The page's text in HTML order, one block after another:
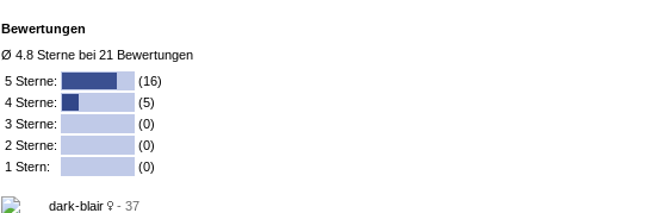
Bewertungen
Ø 4.8 Sterne bei 21 Bewertungen
5 Sterne:
(16)
4 Sterne:
(5)
3 Sterne:
(0)
2 Sterne:
(0)
1 Stern:
(0)
dark-blair - 37